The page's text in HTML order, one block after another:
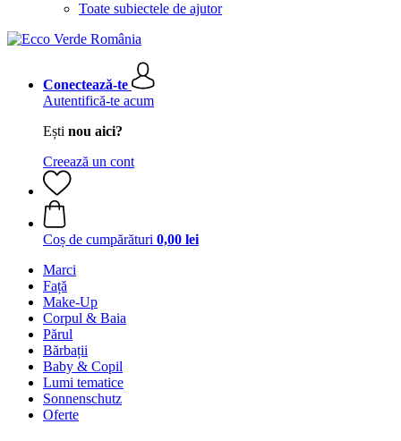
Toate subiectele de ajutor
Conectează-te
Autentifică-te acum
Ești nou aici?
Creează un cont
Coș de cumpărături 0,00 lei
Marci
Față
Make-Up
Corpul & Baia
Părul
Bărbații
Baby & Copil
Lumi tematice
Sonnenschutz
Oferte